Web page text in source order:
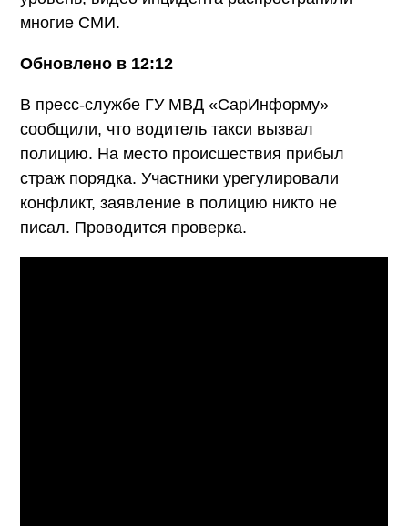
многие СМИ.
Обновлено в 12:12
В пресс-службе ГУ МВД «СарИнформу»
сообщили, что водитель такси вызвал
полицию. На место происшествия прибыл
страж порядка. Участники урегулировали
конфликт, заявление в полицию никто не
писал. Проводится проверка.